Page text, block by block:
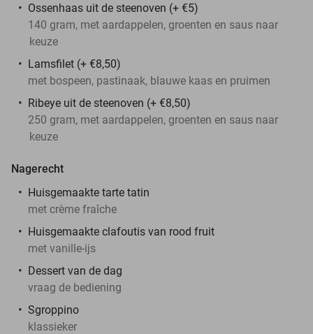
Ossenhaas uit de steenoven (+ €5)
140 gram, met aardappelen, groenten en saus naar
keuze
Lamsfilet (+ €8,50)
met bospeen, pastinaak, blauwe kaas en pruimen
Ribeye uit de steenoven (+ €8,50)
250 gram, met aardappelen, groenten en saus naar
keuze
Nagerecht
Huisgemaakte tarte tatin
met crème fraîche
Huisgemaakte clafoutis van rood fruit
met vanille-ijs
Dessert van de dag
vraag de bediening
Sgroppino
klassieker